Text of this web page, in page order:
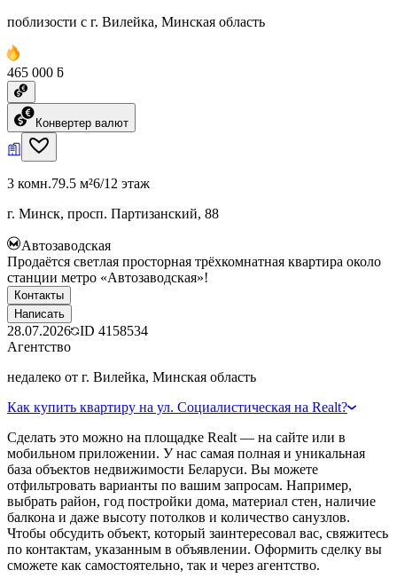
поблизости с г. Вилейка, Минская область
465 000 ƃ
Конвертер валют
3 комн.79.5 м²6/12 этаж
г. Минск, просп. Партизанский, 88
Автозаводская
Продаётся светлая просторная трёхкомнатная квартира около
станции метро «Автозаводская»!
Контакты
Написать
28.07.2026 ID 4158534
Агентство
недалеко от г. Вилейка, Минская область
Как купить квартиру на ул. Социалистическая на Realt?
Сделать это можно на площадке Realt — на сайте или в
мобильном приложении. У нас самая полная и уникальная
база объектов недвижимости Беларуси. Вы можете
отфильтровать варианты по вашим запросам. Например,
выбрать район, год постройки дома, материал стен, наличие
балкона и даже высоту потолков и количество санузлов.
Чтобы обсудить объект, который заинтересовал вас, свяжитесь
по контактам, указанным в объявлении. Оформить сделку вы
сможете как самостоятельно, так и через агентство.